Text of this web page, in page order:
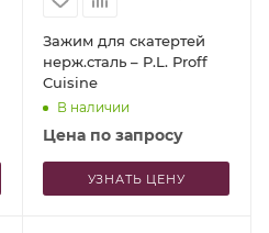
Зажим для скатертей
нерж.сталь – P.L. Proff
Cuisine
В наличии
Цена по запросу
УЗНАТЬ ЦЕНУ